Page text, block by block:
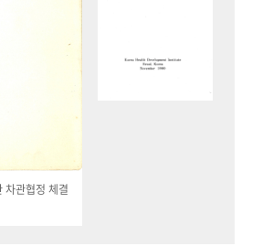
관협정 체결